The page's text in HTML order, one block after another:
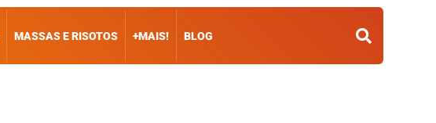
MASSAS E RISOTOS +MAIS! BLOG